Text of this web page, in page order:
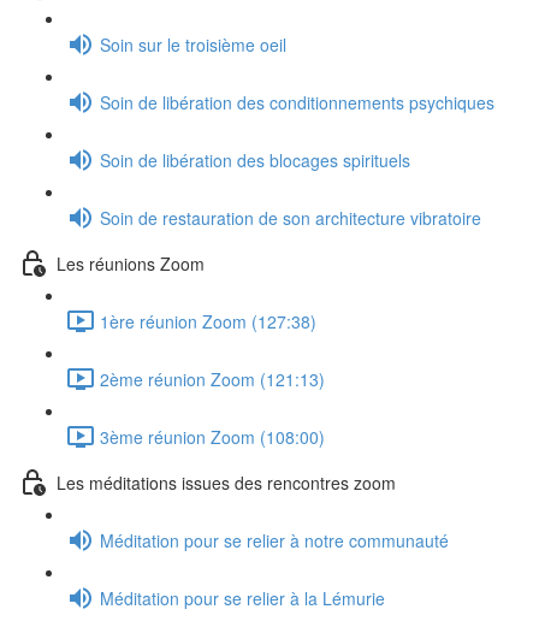
Soin sur le troisième oeil
Soin de libération des conditionnements psychiques
Soin de libération des blocages spirituels
Soin de restauration de son architecture vibratoire
Les réunions Zoom
1ère réunion Zoom (127:38)
2ème réunion Zoom (121:13)
3ème réunion Zoom (108:00)
Les méditations issues des rencontres zoom
Méditation pour se relier à notre communauté
Méditation pour se relier à la Lémurie